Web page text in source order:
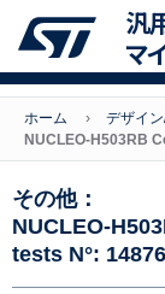
汎
マ
ホーム デザイ
NUCLEO-H503RB
その他：
NUCLEO-
tests N°: